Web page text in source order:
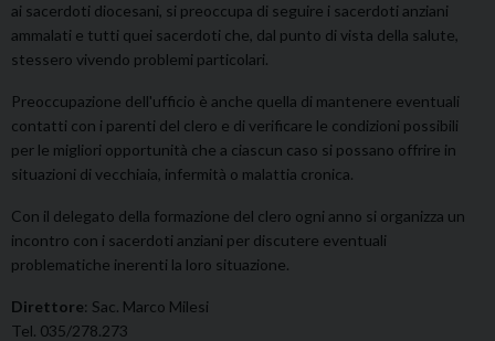
ai sacerdoti diocesani, si preoccupa di seguire i sacerdoti anziani
ammalati e tutti quei sacerdoti che, dal punto di vista della salute,
stessero vivendo problemi particolari.
Preoccupazione dell'ufficio è anche quella di mantenere eventuali
contatti con i parenti del clero e di verificare le condizioni possibili
per le migliori opportunità che a ciascun caso si possano offrire in
situazioni di vecchiaia, infermità o malattia cronica.
Con il delegato della formazione del clero ogni anno si organizza un
incontro con i sacerdoti anziani per discutere eventuali
problematiche inerenti la loro situazione.
Direttore: Sac. Marco Milesi
Tel. 035/278.273